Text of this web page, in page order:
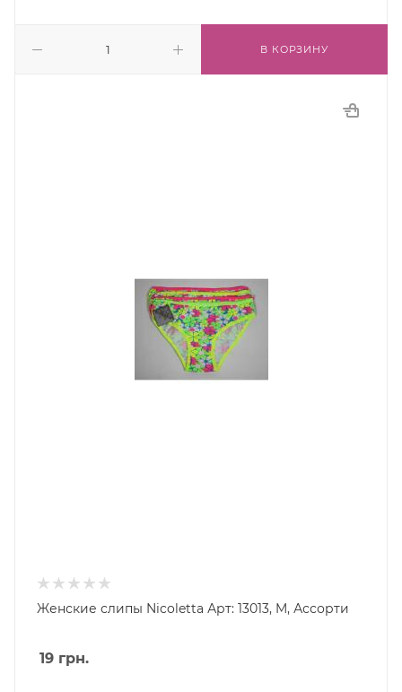
В КОРЗИНУ
Женские слипы Nicoletta Арт: 13013, M, Ассорти
19 грн.